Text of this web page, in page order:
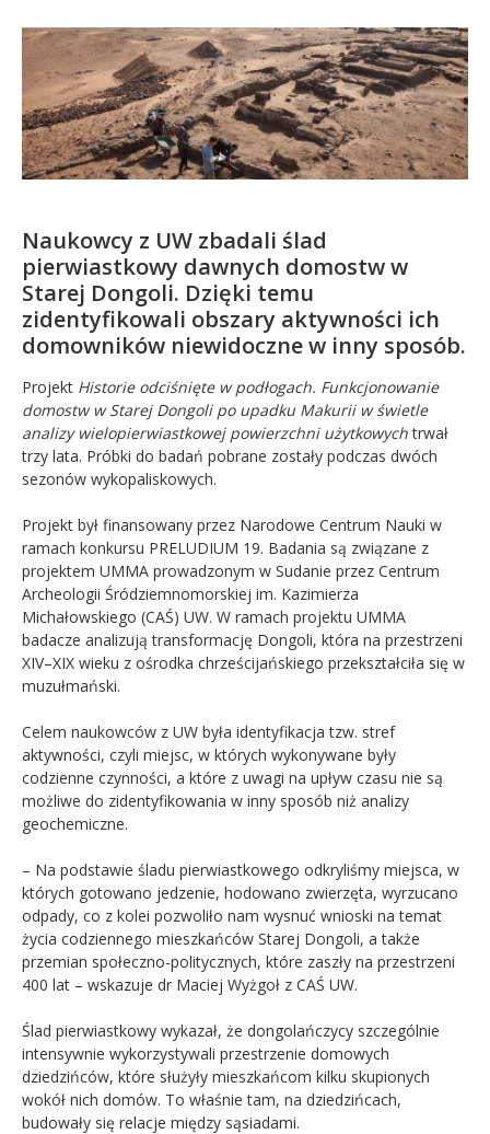
Kandydat
Absolwent
Naukowcy z UW zbadali ślad
pierwiastkowy dawnych domostw w
Starej Dongoli. Dzięki temu
zidentyfikowali obszary aktywności ich
domowników niewidoczne w inny sposób.
Projekt Historie odciśnięte w podłogach. Funkcjonowanie
domostw w Starej Dongoli po upadku Makurii w świetle
analizy wielopierwiastkowej powierzchni użytkowychtrwał
trzy lata. Próbki do badań pobrane zostały podczas dwóch
sezonów wykopaliskowych.
Projekt był finansowany przez Narodowe Centrum Nauki w
ramach konkursu PRELUDIUM 19. Badania są związane z
projektem UMMA prowadzonym w Sudanie przez Centrum
Archeologii Śródziemnomorskiej im. Kazimierza
Michałowskiego (CAŚ) UW. W ramach projektu UMMA
badacze analizują transformację Dongoli, która na przestrzeni
XIV–XIX wieku z ośrodka chrześcijańskiego przekształciła się w
muzułmański.
Celem naukowców z UW była identyfikacja tzw. stref
aktywności, czyli miejsc, w których wykonywane były
codzienne czynności, a które z uwagi na upływ czasu nie są
możliwe do zidentyfikowania w inny sposób niż analizy
geochemiczne.
– Na podstawie śladu pierwiastkowego odkryliśmy miejsca, w
których gotowano jedzenie, hodowano zwierzęta, wyrzucano
odpady, co z kolei pozwoliło nam wysnuć wnioski na temat
życia codziennego mieszkańców Starej Dongoli, a także
przemian społeczno-politycznych, które zaszły na przestrzeni
400 lat – wskazuje dr Maciej Wyżgoł z CAŚ UW.
Ślad pierwiastkowy wykazał, że dongolańczycy szczególnie
intensywnie wykorzystywali przestrzenie domowych
dziedzińców, które służyły mieszkańcom kilku skupionych
wokół nich domów. To właśnie tam, na dziedzińcach,
budowały się relacje między sąsiadami.